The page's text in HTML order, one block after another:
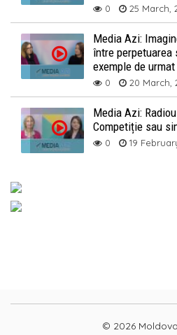
0 25 March,
Media Azi:
între
exemple de urmat
0 20 March,
Media Azi:
Competiție sau
0 19
© 2026